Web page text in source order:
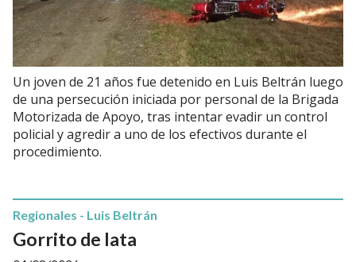
Un joven de 21 años fue detenido en Luis Beltrán luego
de una persecución iniciada por personal de la Brigada
Motorizada de Apoyo, tras intentar evadir un control
policial y agredir a uno de los efectivos durante el
procedimiento.
Gorrito de lata
Regionales - Luis Beltrán